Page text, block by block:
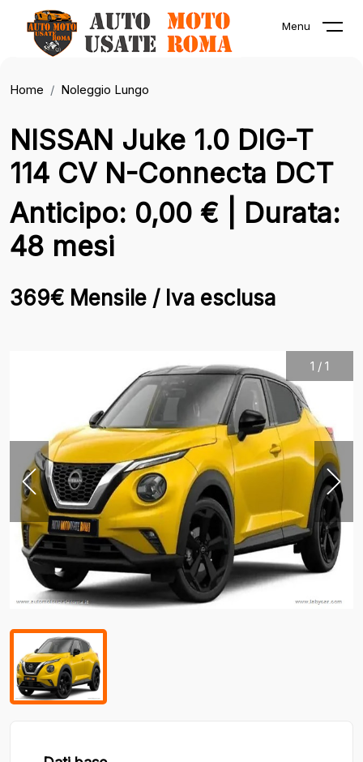
Menu
Home Noleggio Lungo
NISSAN Juke 1.0 DIG-T
114 CV N-Connecta DCT
Anticipo: 0,00 € | Durata:
48 mesi
369€ Mensile / Iva esclusa
1 / 1